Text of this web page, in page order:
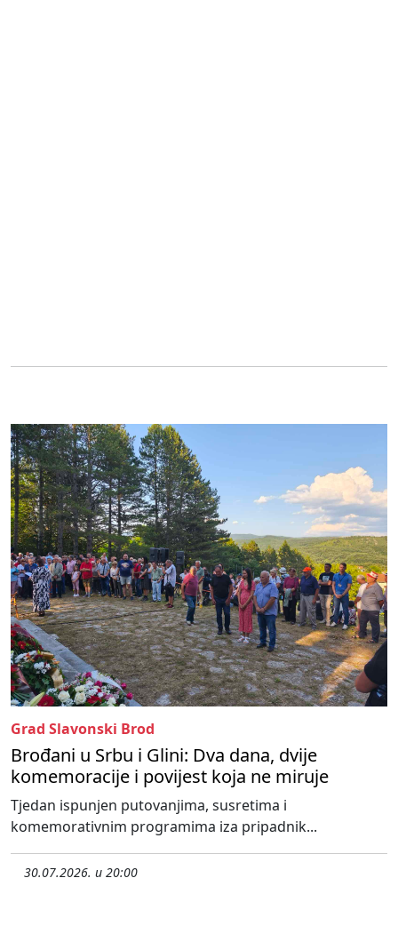
Grad Slavonski Brod
Brođani u Srbu i Glini: Dva dana, dvije
komemoracije i povijest koja ne miruje
Tjedan ispunjen putovanjima, susretima i
komemorativnim programima iza pripadnik...
30.07.2026. u 20:00